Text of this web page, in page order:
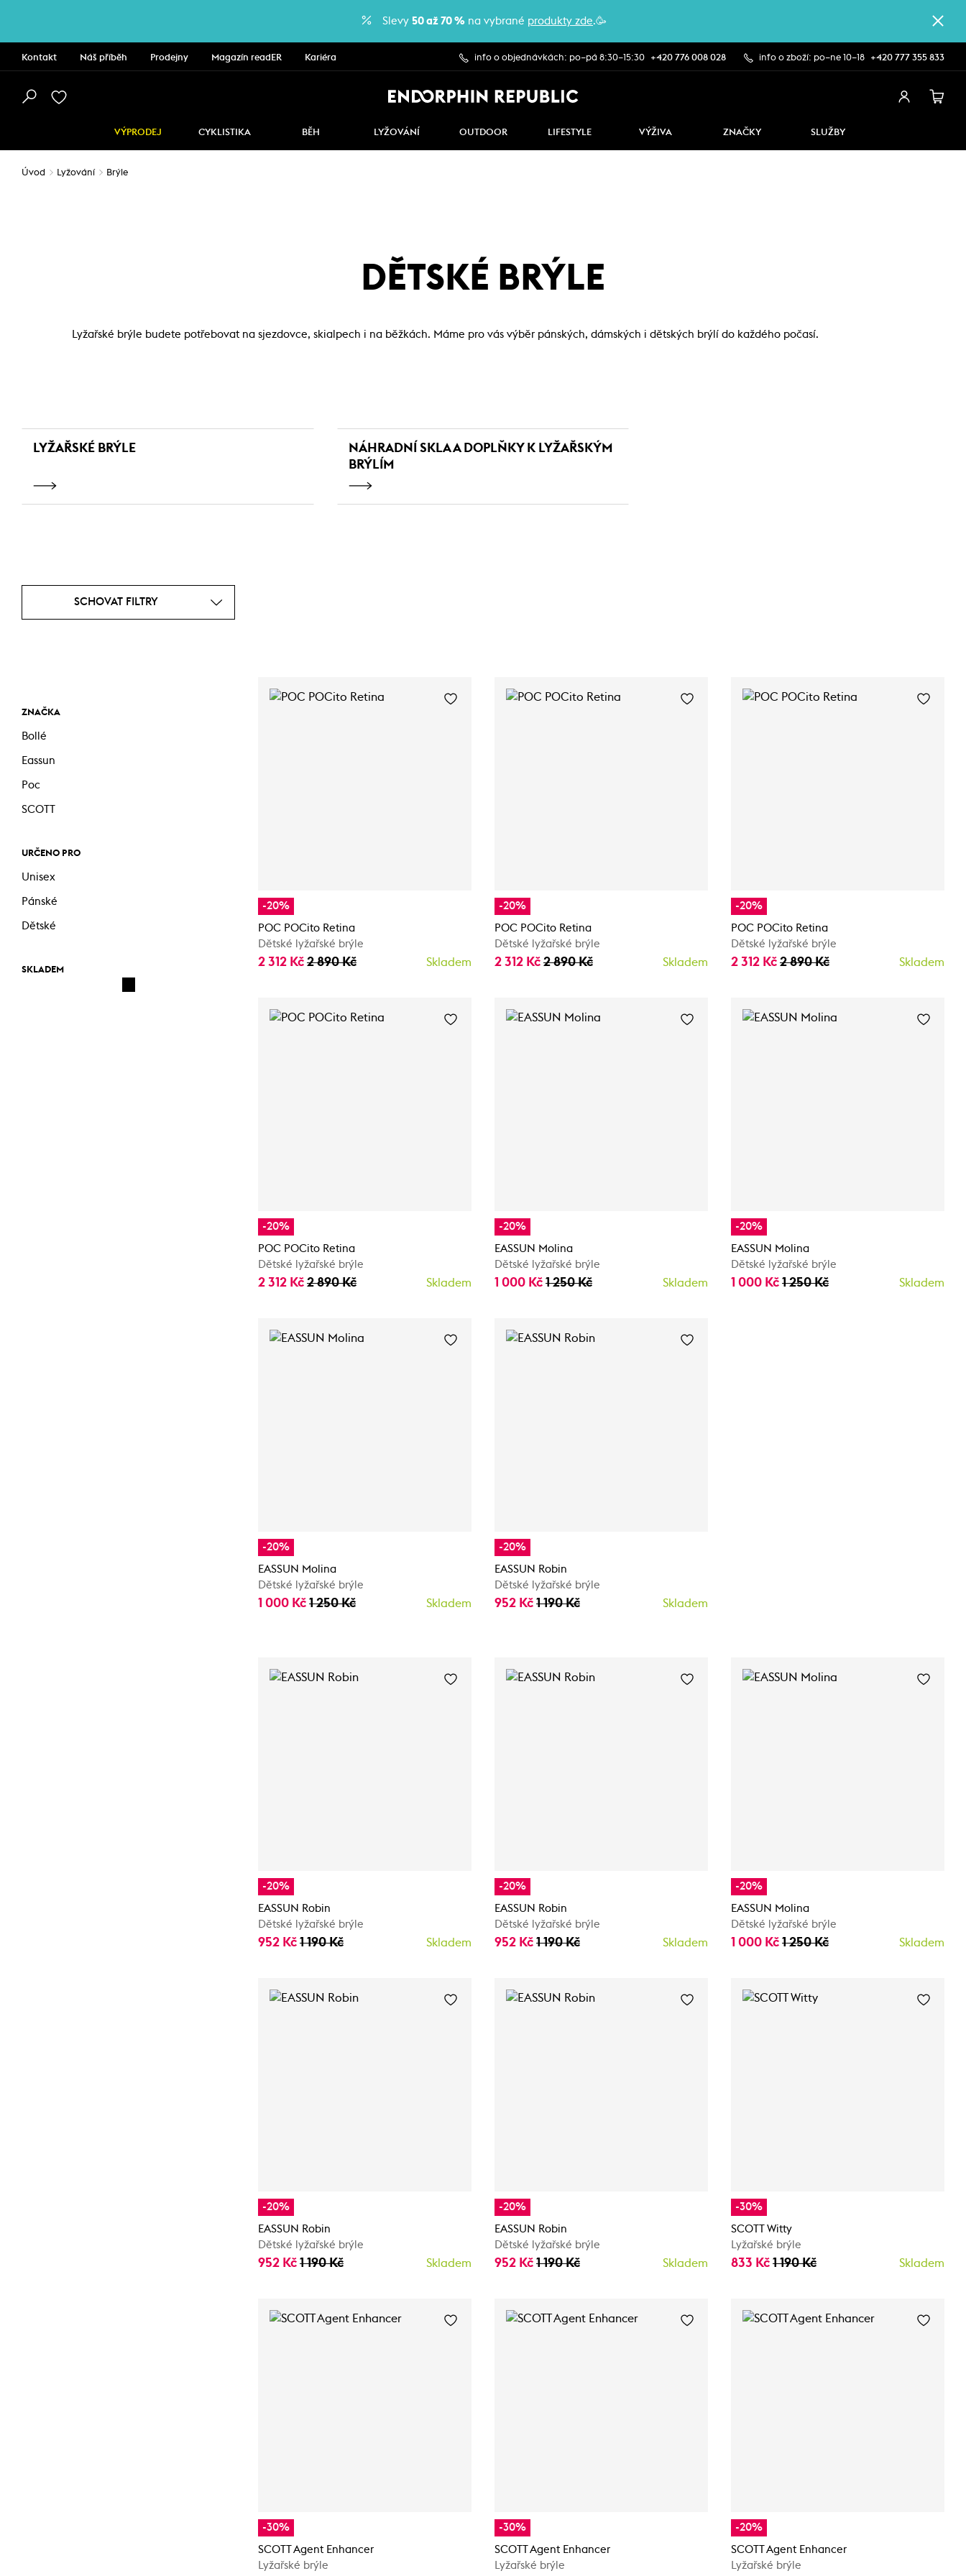
Slevy 50 až 70 % na vybrané produkty zde.🥳
Kontakt Náš příběh Prodejny Magazín readER Kariéra info o objednávkách: po–pá 8:30–15:30 +420 776 008 028 info o zboží: po–ne 10–18 +420 777 355 833
VÝPRODEJ CYKLISTIKA BĚH LYŽOVÁNÍ OUTDOOR LIFESTYLE VÝŽIVA ZNAČKY SLUŽBY
Úvod Lyžování Brýle
DĚTSKÉ BRÝLE
Lyžařské brýle budete potřebovat na sjezdovce, skialpech i na běžkách. Máme pro vás výběr pánských, dámských i dětských brýlí do každého počasí.
LYŽAŘSKÉ BRÝLE
NÁHRADNÍ SKLA A DOPLŇKY K LYŽAŘSKÝM
BRÝLÍM
SCHOVAT FILTRY
ZNAČKA
Bollé
Eassun
Poc
SCOTT
URČENO PRO
Unisex
Pánské
Dětské
SKLADEM
-20%
POC POCito Retina
Dětské lyžařské brýle
2 312 Kč 2 890 Kč Skladem
-20%
POC POCito Retina
Dětské lyžařské brýle
2 312 Kč 2 890 Kč Skladem
-20%
POC POCito Retina
Dětské lyžařské brýle
2 312 Kč 2 890 Kč Skladem
-20%
POC POCito Retina
Dětské lyžařské brýle
2 312 Kč 2 890 Kč Skladem
-20%
EASSUN Molina
Dětské lyžařské brýle
1 000 Kč 1 250 Kč Skladem
-20%
EASSUN Molina
Dětské lyžařské brýle
1 000 Kč 1 250 Kč Skladem
-20%
EASSUN Molina
Dětské lyžařské brýle
1 000 Kč 1 250 Kč Skladem
-20%
EASSUN Robin
Dětské lyžařské brýle
952 Kč 1 190 Kč Skladem
-20%
EASSUN Robin
Dětské lyžařské brýle
952 Kč 1 190 Kč Skladem
-20%
EASSUN Robin
Dětské lyžařské brýle
952 Kč 1 190 Kč Skladem
-20%
EASSUN Molina
Dětské lyžařské brýle
1 000 Kč 1 250 Kč Skladem
-20%
EASSUN Robin
Dětské lyžařské brýle
952 Kč 1 190 Kč Skladem
-20%
EASSUN Robin
Dětské lyžařské brýle
952 Kč 1 190 Kč Skladem
-30%
SCOTT Witty
Lyžařské brýle
833 Kč 1 190 Kč Skladem
-30%
SCOTT Agent Enhancer
Lyžařské brýle
-30%
SCOTT Agent Enhancer
Lyžařské brýle
-20%
SCOTT Agent Enhancer
Lyžařské brýle